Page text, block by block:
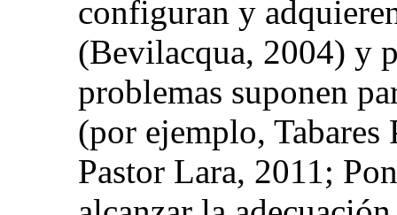
configuran y
(Bevilacqua, 2004) y
problemas suponen
(por ejemplo, Tabares
Pastor Lara, 2011;